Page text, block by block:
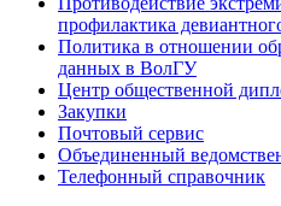
профилактика
Политика в отношении
данных в ВолГУ
Центр общественной
Закупки
Почтовый сервис
Объединенный
Телефонный справочник